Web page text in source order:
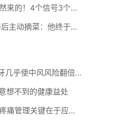
肝腹水不是突然来的！4个信号3个管理要点别等肚子鼓起来
32岁男子吃药后主动摘菜：他终于活过来了？
牙龈疾病和蛀牙几乎使中风风险翻倍 研究发现
想不到的健康益处
研究显示慢性疼痛管理关键在于应对方式而非疼痛程度